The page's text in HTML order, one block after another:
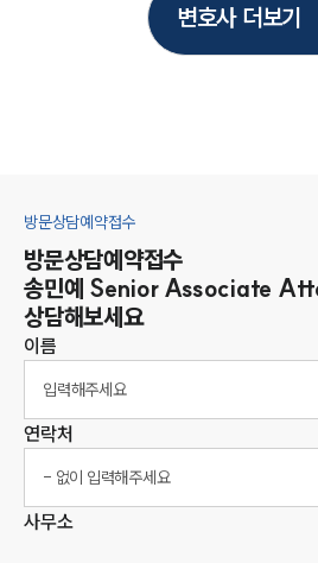
법률서식
뉴스레터/브로슈
세미나
변호사 더보기
방문상담예약접수
방문상담예약접수
송민예 Senior Associate
상담해보세요
이름
연락처
사무소